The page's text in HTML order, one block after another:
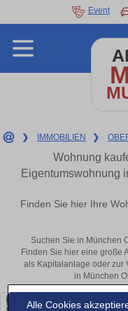
Alle Cookies
Event
❯ IMMOBILIEN ❯
Wohnung
Eigentumswohnung
Finden Sie hier Ihre
Suchen Sie in München
Finden Sie hier eine große
als Kapitalanlage oder zur
in München